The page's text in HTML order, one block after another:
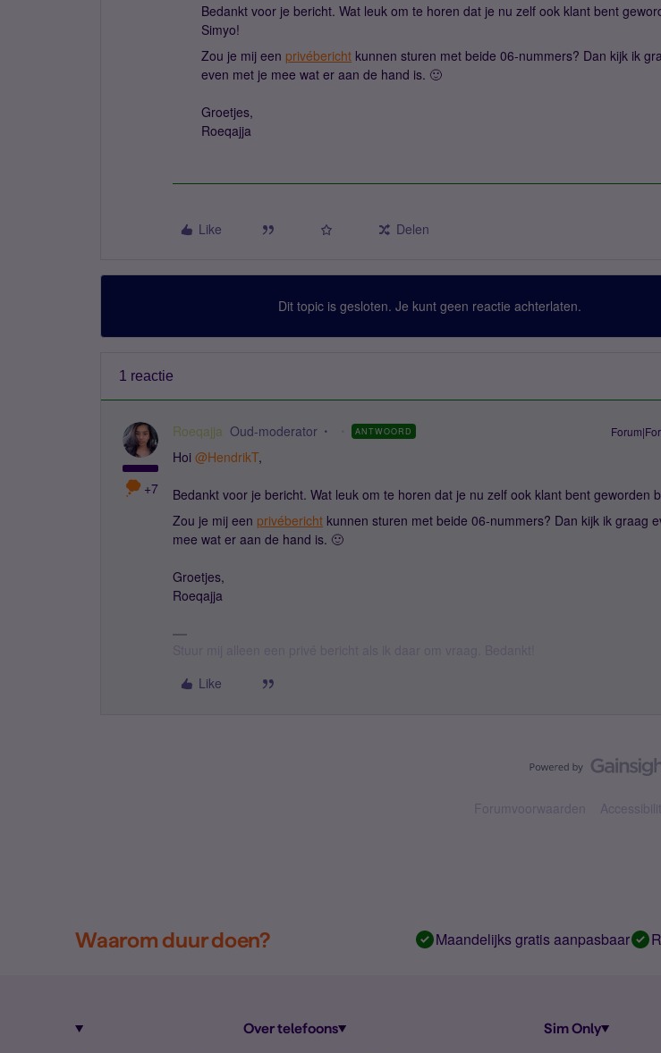
Bedankt voor je bericht. Wat leuk om te horen dat je nu zelf ook klant bent
Simyo!
Zou je mij een privébericht kunnen sturen met beide 06-nummers? Dan kijk ik
even met je mee wat er aan de hand is. 🙂
Groetjes,
Roeqajja
Like Delen
Dit topic is gesloten. Je kunt geen reactie achterlaten.
1 reactie
+7
Roeqajja Oud-moderator ANTWOORD
Hoi @HendrikT,
Bedankt voor je bericht. Wat leuk om te horen dat je nu zelf ook klant bent geworden
Zou je mij een privébericht kunnen sturen met beide 06-nummers? Dan kijk ik graag
mee wat er aan de hand is. 🙂
Groetjes,
Roeqajja
Like
Forumvoorwaarden
Waarom duur doen? Maandelijks gratis aanpasbaar
Over telefoons Sim Only